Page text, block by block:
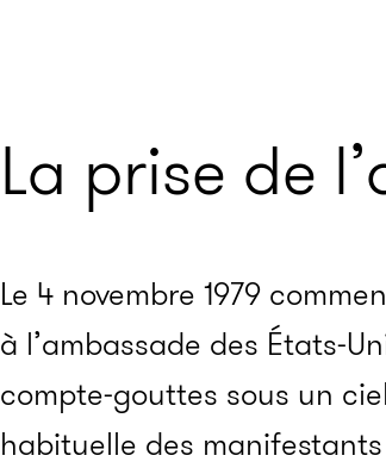
La prise de
Le 4 novembre 1979
à l’ambassade des États-
compte-gouttes sous un
habituelle des